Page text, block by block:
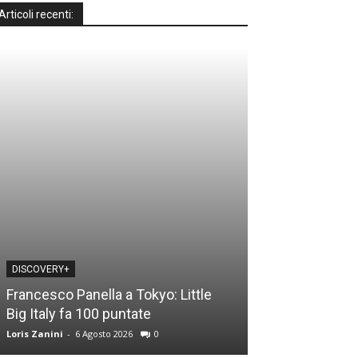
recenti:
DISCOVERY+
Francesco Panella a Tokyo: Little
Big Italy fa 100 puntate
Loris Zanini - 6 Agosto 2026 0